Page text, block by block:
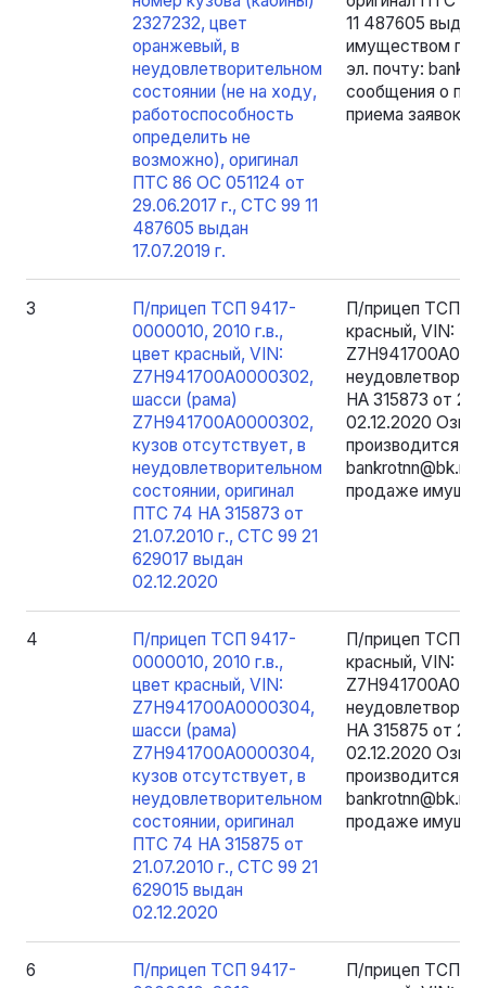
2327232, цвет
оранжевый, в
неудовлетворительном
состоянии (не на ходу,
работоспособность
определить не
возможно), оригинал
ПТС 86 ОС 051124 от
29.06.2017 г., СТС 99 11
487605 выдан
17.07.2019 г.
11 487605 выдан
имуществом
эл. почту:
сообщения о
приема заявок.
3
П/прицеп ТСП 9417-
0000010, 2010 г.в.,
цвет красный, VIN:
Z7H941700A0000302,
шасси (рама)
Z7H941700A0000302,
кузов отсутствует, в
неудовлетворительном
состоянии, оригинал
ПТС 74 НА 315873 от
21.07.2010 г., СТС 99 21
629017 выдан
02.12.2020
П/прицеп ТСП
красный, VIN:
НА 315873 от
02.12.2020
производится
bankrotnn@bk.ru
продаже
4
П/прицеп ТСП 9417-
0000010, 2010 г.в.,
цвет красный, VIN:
Z7H941700A0000304,
шасси (рама)
Z7H941700A0000304,
кузов отсутствует, в
неудовлетворительном
состоянии, оригинал
ПТС 74 НА 315875 от
21.07.2010 г., СТС 99 21
629015 выдан
02.12.2020
П/прицеп ТСП
красный, VIN:
НА 315875 от
02.12.2020
производится
bankrotnn@bk.ru
продаже
6
П/прицеп ТСП 9417-
П/прицеп ТСП